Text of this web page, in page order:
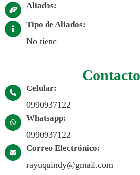
Aliados:
Tipo de Aliados:
No tiene
Contacto
Celular:
0990937122
Whatsapp:
0990937122
Correo Electrónico:
rayuquindy@gmail.com